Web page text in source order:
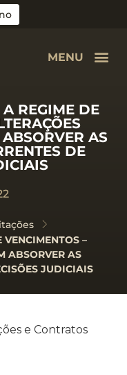
MENU
REGIME DE
AS
DE
–
ABSORVER AS
JUDICIAIS
e Contratos